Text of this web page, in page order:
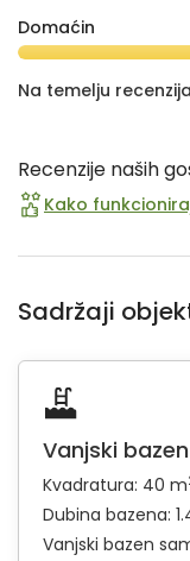
Domaćin
Na temelju
Recenzije naših
Kako
Sadržaji
Vanjski bazen
Kvadratura: 40 m
Dubina bazena:
Vanjski bazen